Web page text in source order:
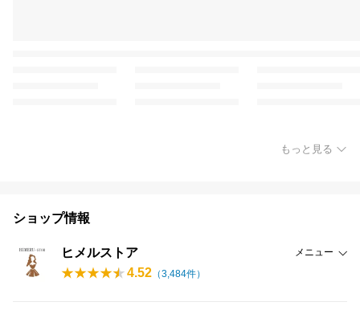
もっと見る
ショップ情報
ヒメルストア メニュー
4.52 （3,484件）